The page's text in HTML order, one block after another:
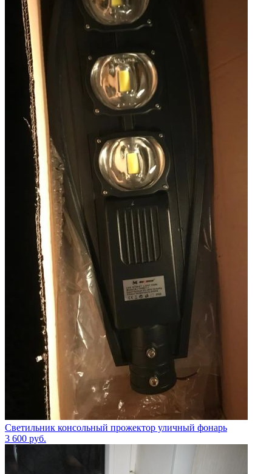
Светильник консольный прожектор уличный фонарь
3 600 руб.